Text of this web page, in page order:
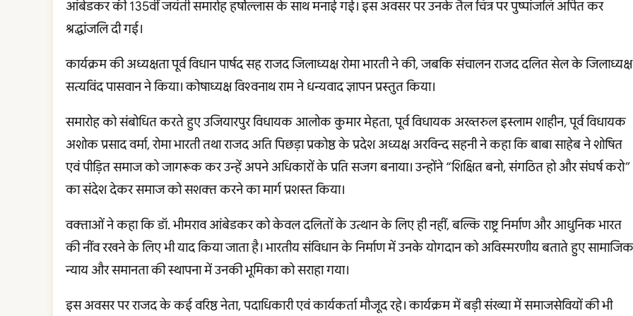
आंबेडकर की 135वीं जयंती समारोह हर्षोल्लास के साथ मनाई गई। इस अवसर पर उनके तैल चित्र पर पुष्पांजलि अर्पित कर
श्रद्धांजलि दी गई।
कार्यक्रम की अध्यक्षता पूर्व विधान पार्षद सह राजद जिलाध्यक्ष रोमा भारती ने की, जबकि संचालन राजद दलित सेल के जिलाध्यक्ष
सत्यविंद पासवान ने किया। कोषाध्यक्ष विश्वनाथ राम ने धन्यवाद ज्ञापन प्रस्तुत किया।
समारोह को संबोधित करते हुए उजियारपुर विधायक आलोक कुमार मेहता, पूर्व विधायक अख्तरुल इस्लाम शाहीन, पूर्व विधायक
अशोक प्रसाद वर्मा, रोमा भारती तथा राजद अति पिछड़ा प्रकोष्ठ के प्रदेश अध्यक्ष अरविन्द सहनी ने कहा कि बाबा साहेब ने शोषित
एवं पीड़ित समाज को जागरूक कर उन्हें अपने अधिकारों के प्रति सजग बनाया। उन्होंने “शिक्षित बनो, संगठित हो और संघर्ष करो”
का संदेश देकर समाज को सशक्त करने का मार्ग प्रशस्त किया।
वक्ताओं ने कहा कि डॉ. भीमराव आंबेडकर को केवल दलितों के उत्थान के लिए ही नहीं, बल्कि राष्ट्र निर्माण और आधुनिक भारत
की नींव रखने के लिए भी याद किया जाता है। भारतीय संविधान के निर्माण में उनके योगदान को अविस्मरणीय बताते हुए सामाजिक
न्याय और समानता की स्थापना में उनकी भूमिका को सराहा गया।
इस अवसर पर राजद के कई वरिष्ठ नेता, पदाधिकारी एवं कार्यकर्ता मौजूद रहे। कार्यक्रम में बड़ी संख्या में समाजसेवियों की भी